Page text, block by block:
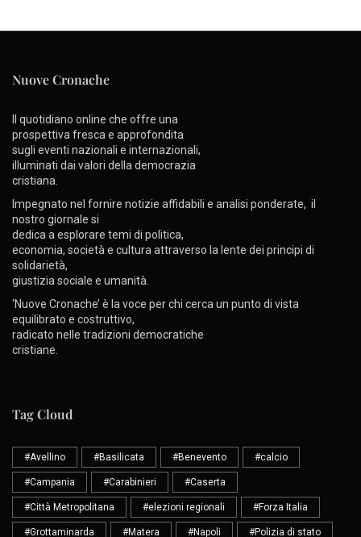
Nuove Cronache
Il quotidiano online che offre una
prospettiva fresca e approfondita
sugli eventi nazionali e internazionali,
illuminati dai valori della democrazia
cristiana.
Impegnato nel fornire notizie affidabili e analisi ponderate, il
nostro giornale si
dedica a esplorare temi di politica,
economia, società e cultura attraverso la lente dei principi di
solidarietà,
giustizia sociale e umanità.
‘Nuove Cronache’ è la voce per chi cerca un punto di vista
equilibrato e costruttivo,
radicato nelle tradizioni democratiche
cristiane.
Tag Cloud
#Avellino #Basilicata #Benevento #calcio
#Campania #Carabinieri #Caserta
#Città Metropolitana #elezioni regionali #Forza Italia
#Grottaminarda #Matera #Napoli #Polizia di stato